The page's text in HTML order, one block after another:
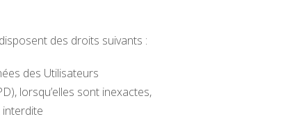
disposent des droits suivants :
des Utilisateurs
lorsqu’elles sont inexactes,